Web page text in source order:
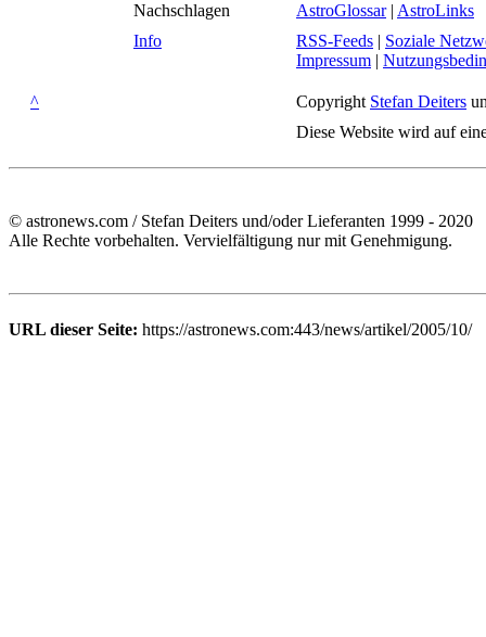
Nachschlagen
AstroGlossar| AstroLinks
Info
RSS-Feeds | Soziale
Impressum |
^ Copyright Stefan Deiters
Diese Website wird auf
© astronews.com / Stefan Deiters und/oder Lieferanten 1999 - 2020
Alle Rechte vorbehalten. Vervielfältigung nur mit Genehmigung.
URL dieser Seite: https://astronews.com:443/news/artikel/2005/10/